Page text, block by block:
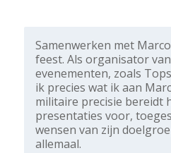
Samenwerken met
feest. Als organisator
evenementen, zoals
ik precies wat ik aan
militaire precisie bereidt
presentaties voor,
wensen van zijn
allemaal.